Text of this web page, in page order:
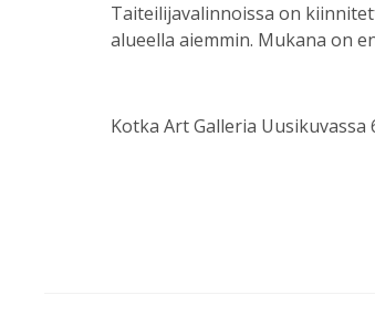
Taiteilijavalinnoissa on
alueella aiemmin. Mukana on
Kotka Art Galleria Uusikuvassa